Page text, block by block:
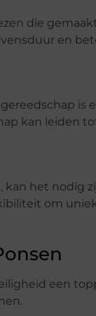
die
en
is
kan leiden
het nodig
om
een